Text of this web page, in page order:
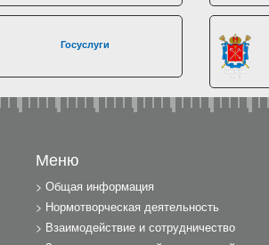
Госуслуги
Меню
Общая информация
Нормотворческая деятельность
Взаимодействие и сотрудничество